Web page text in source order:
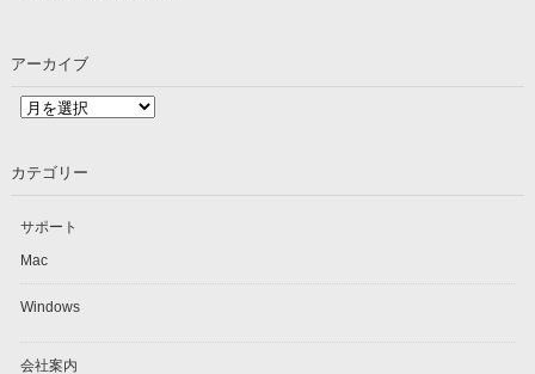
アーカイブ
ア
イ
カテゴリー
サポート
Mac
Windows
会社案内